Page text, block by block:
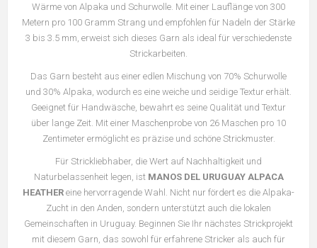
Wärme von Alpaka und Schurwolle. Mit einer Lauflänge von 300
Metern pro 100 Gramm Strang und empfohlen für Nadeln der Stärke
3 bis 3.5 mm, erweist sich dieses Garn als ideal für verschiedenste
Strickarbeiten.
Das Garn besteht aus einer edlen Mischung von 70% Schurwolle
und 30% Alpaka, wodurch es eine weiche und seidige Textur erhält.
Geeignet für Handwäsche, bewahrt es seine Qualität und Textur
über lange Zeit. Mit einer Maschenprobe von 26 Maschen pro 10
Zentimeter ermöglicht es präzise und schöne Strickmuster.
Für Strickliebhaber, die Wert auf Nachhaltigkeit und
Naturbelassenheit legen, ist MANOS DEL URUGUAY ALPACA
HEATHER eine hervorragende Wahl. Nicht nur fördert es die Alpaka-
Zucht in den Anden, sondern unterstützt auch die lokalen
Gemeinschaften in Uruguay. Beginnen Sie Ihr nächstes Strickprojekt
mit diesem Garn, das sowohl für erfahrene Stricker als auch für